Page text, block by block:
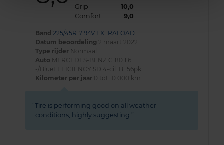
Grip
10,0
Comfort
9,0
Band 225/45R17 94V EXTRALOAD
Datum beoordeling 2 maart 2022
Type rijder Normaal
Auto MERCEDES-BENZ C180 1.6
-/BlueEFFICIENCY SD 4-cil. B 156pk
Kilometer per jaar 0 tot 10.000 km
Tire is performing good on all weather
conditions, highly suggesting.